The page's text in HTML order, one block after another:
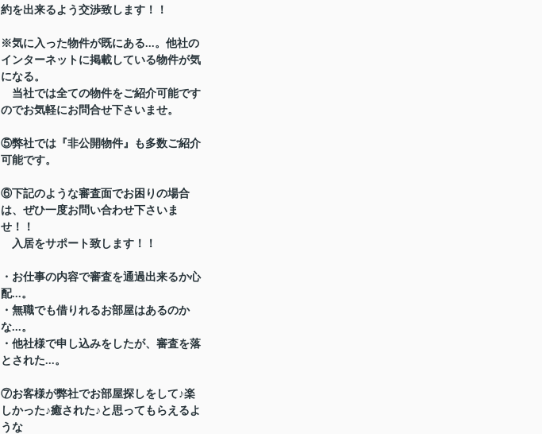
約を出来るよう交渉致します！！
※気に入った物件が既にある...。他社の
インターネットに掲載している物件が気
になる。
当社では全ての物件をご紹介可能です
のでお気軽にお問合せ下さいませ。
⑤弊社では『非公開物件』も多数ご紹介
可能です。
⑥下記のような審査面でお困りの場合
は、ぜひ一度お問い合わせ下さいま
せ！！
入居をサポート致します！！
・お仕事の内容で審査を通過出来るか心
配...。
・無職でも借りれるお部屋はあるのか
な...。
・他社様で申し込みをしたが、審査を落
とされた...。
⑦お客様が弊社でお部屋探しをして♪楽
しかった♪癒された♪と思ってもらえるよ
うな